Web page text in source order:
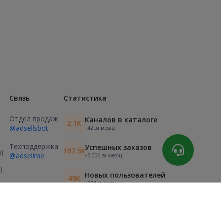
Связь
Отдел продаж
@adsellsbot
Техподдержка
@adsellme
Статистика
2.1K Каналов в каталоге
+42 за месяц
107.5KУспешных заказов
+2 006 за месяц
49K Новых пользователей
+374 за месяц